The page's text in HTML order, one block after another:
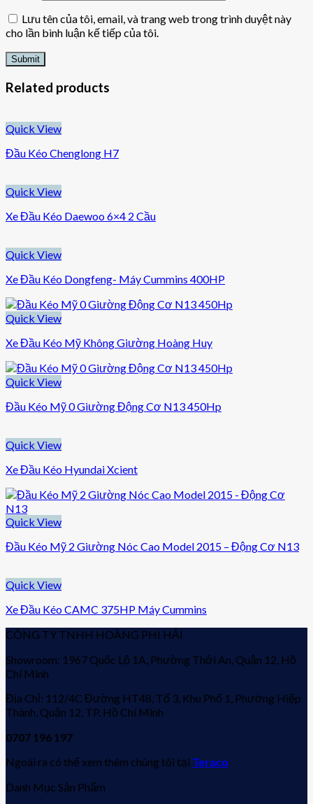
Lưu tên của tôi, email, và trang web trong trình duyệt này
cho lần bình luận kế tiếp của tôi.
Related products
Quick View
Đầu Kéo Chenglong H7
Quick View
Xe Đầu Kéo Daewoo 6×4 2 Cầu
Quick View
Xe Đầu Kéo Dongfeng- Máy Cummins 400HP
Quick View
Xe Đầu Kéo Mỹ Không Giường Hoàng Huy
Quick View
Đầu Kéo Mỹ 0 Giường Động Cơ N13 450Hp
Quick View
Xe Đầu Kéo Hyundai Xcient
Quick View
Đầu Kéo Mỹ 2 Giường Nóc Cao Model 2015 – Động Cơ N13
Quick View
Xe Đầu Kéo CAMC 375HP Máy Cummins
CÔNG TY TNHH HOÀNG PHI HẢI
Showroom: 1967 Quốc Lộ 1A, Phường Thới An, Quận 12, Hồ
Chí Minh
Địa Chỉ: 112/4C Đường HT48, Tổ 3, Khu Phố 1, Phường Hiệp
Thành, Quận 12, TP. Hồ Chí Minh
0707 196 197
Ngoài ra có thể xem thêm chúng tôi tại Teraco
Danh Mục Sản Phẩm